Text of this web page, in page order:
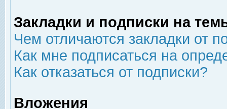
Закладки и подписки на
Чем отличаются закладки от
Как мне подписаться на
Как отказаться от подписки?
Вложения